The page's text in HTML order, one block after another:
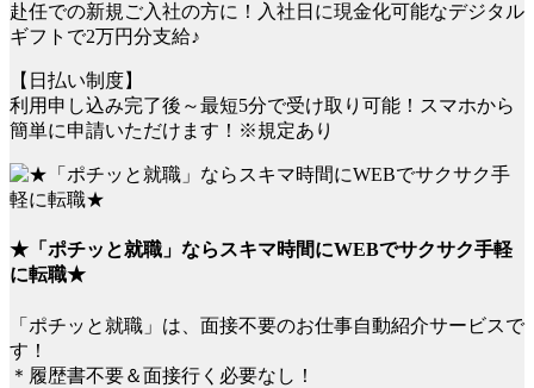
赴任での新規ご入社の方に！入社日に現金化可能なデジタル
ギフトで2万円分支給♪
【日払い制度】
利用申し込み完了後～最短5分で受け取り可能！スマホから
簡単に申請いただけます！※規定あり
★「ポチッと就職」ならスキマ時間にWEBでサクサク手軽
に転職★
「ポチッと就職」は、面接不要のお仕事自動紹介サービスで
す！
＊履歴書不要＆面接行く必要なし！